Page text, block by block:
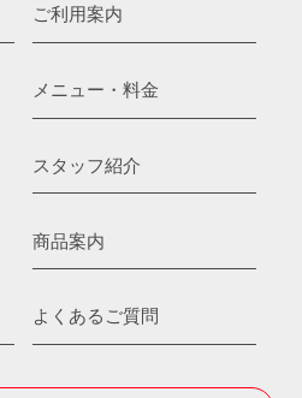
ご利用案内
メニュー・料金
スタッフ紹介
商品案内
よくあるご質問